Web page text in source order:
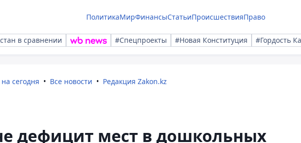
ПолитикаМирФинансыСтатьиПроисшествияПраво
в сравнении #Спецпроекты #Новая Конституция #Гордость
сегодня Все новости Редакция Zakon.kz
дефицит мест в дошкольных